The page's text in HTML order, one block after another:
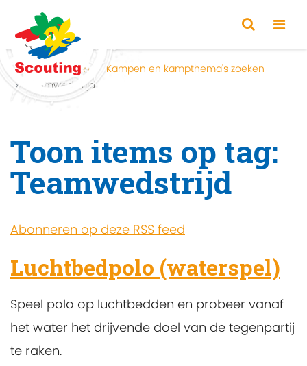
Home Zoeken
Kampen en kampthema's zoeken
Teamwedstrijd
Toon items op tag:
Teamwedstrijd
Abonneren op deze RSS feed
Luchtbedpolo (waterspel)
Speel polo op luchtbedden en probeer vanaf
het water het drijvende doel van de tegenpartij
te raken.